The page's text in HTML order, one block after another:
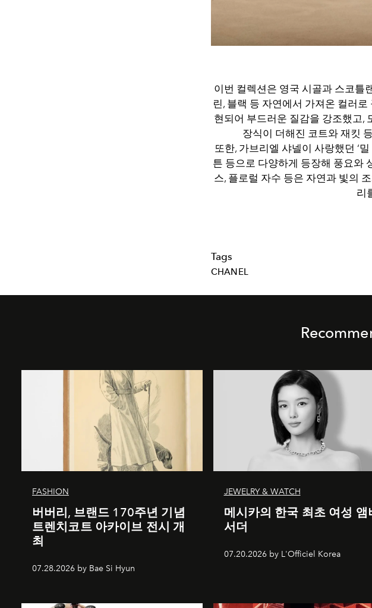
이번 컬렉션은 영국 시골과 스코틀
린, 블랙 등 자연에서 가져온 컬러
현되어 부드러운 질감을 강조했고,
장식이 더해진 코트와 재킷
또한, 가브리엘 샤넬이 사랑했던 ‘
튼 등으로 다양하게 등장해 풍요와
스, 플로럴 자수 등은 자연과 빛의
리
Tags
CHANEL
FASHION
버버리, 브랜드 170주년 기념
트렌치코트 아카이브 전시 개
최
07.28.2026 by Bae Si Hyun
JEWELRY & WATCH
메시카의 한국 최초 여성 앰
서더
07.20.2026 by L'Officiel Korea